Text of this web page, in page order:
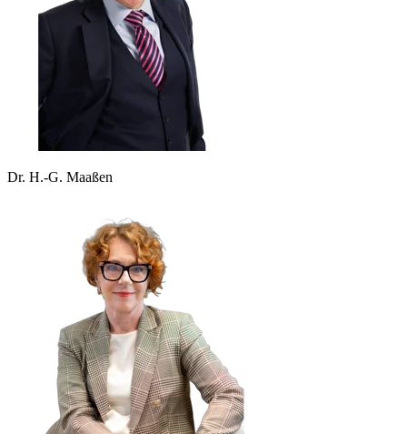
Dr. H.-G. Maaßen